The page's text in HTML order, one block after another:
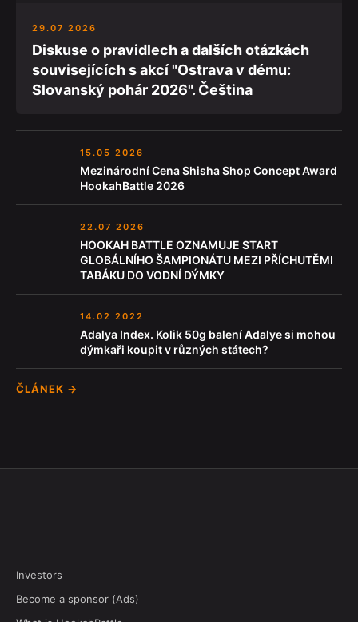
29.07 2026
Diskuse o pravidlech a dalších otázkách
souvisejících s akcí "Ostrava v dému:
Slovanský pohár 2026". Čeština
15.05 2026
Mezinárodní Cena Shisha Shop Concept Award
HookahBattle 2026
22.07 2026
HOOKAH BATTLE OZNAMUJE START
GLOBÁLNÍHO ŠAMPIONÁTU MEZI PŘÍCHUTĚMI
TABÁKU DO VODNÍ DÝMKY
14.02 2022
Adalya Index. Kolik 50g balení Adalye si mohou
dýmkaři koupit v různých státech?
ČLÁNEK →
Investors
Become a sponsor (Ads)